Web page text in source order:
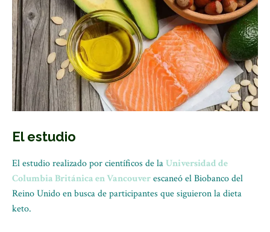
El estudio
El estudio realizado por científicos de la Universidad de
Columbia Británica en Vancouverescaneó el Biobanco del
Reino Unido en busca de participantes que siguieron la dieta
keto.